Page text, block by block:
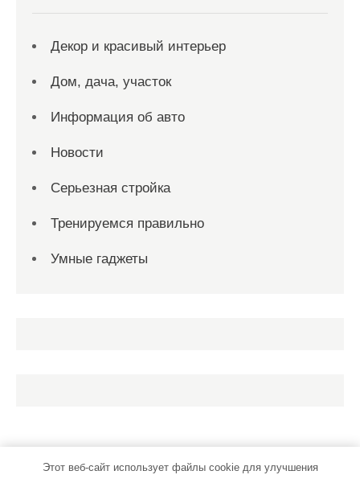
Декор и красивый интерьер
Дом, дача, участок
Информация об авто
Новости
Серьезная стройка
Тренируемся правильно
Умные гаджеты
Этот веб-сайт использует файлы cookie для улучшения